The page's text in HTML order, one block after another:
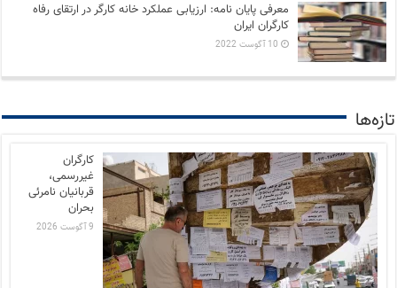
معرفی پایان نامه: ارزیابی عملکرد خانه کارگر در ارتقای رفاه
کارگران ایران
10 آگوست 2022
تازه‌ها
کارگران
غیررسمی،
قربانیان نامرئی
بحران
9 آگوست 2026